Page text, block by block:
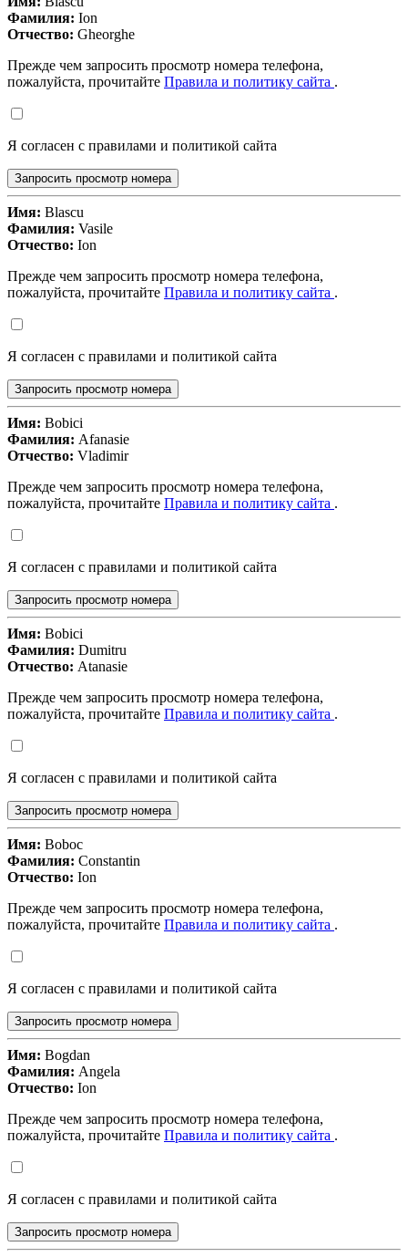
Фамилия: Ion
Отчество: Gheorghe
Прежде чем запросить просмотр номера телефона,
пожалуйста, прочитайте Правила и политику сайта .
Я согласен с правилами и политикой сайта
Запросить просмотр номера
Имя: Blascu
Фамилия: Vasile
Отчество: Ion
Прежде чем запросить просмотр номера телефона,
пожалуйста, прочитайте Правила и политику сайта .
Я согласен с правилами и политикой сайта
Запросить просмотр номера
Имя: Bobici
Фамилия: Afanasie
Отчество: Vladimir
Прежде чем запросить просмотр номера телефона,
пожалуйста, прочитайте Правила и политику сайта .
Я согласен с правилами и политикой сайта
Запросить просмотр номера
Имя: Bobici
Фамилия: Dumitru
Отчество: Atanasie
Прежде чем запросить просмотр номера телефона,
пожалуйста, прочитайте Правила и политику сайта .
Я согласен с правилами и политикой сайта
Запросить просмотр номера
Имя: Boboc
Фамилия: Constantin
Отчество: Ion
Прежде чем запросить просмотр номера телефона,
пожалуйста, прочитайте Правила и политику сайта .
Я согласен с правилами и политикой сайта
Запросить просмотр номера
Имя: Bogdan
Фамилия: Angela
Отчество: Ion
Прежде чем запросить просмотр номера телефона,
пожалуйста, прочитайте Правила и политику сайта .
Я согласен с правилами и политикой сайта
Запросить просмотр номера